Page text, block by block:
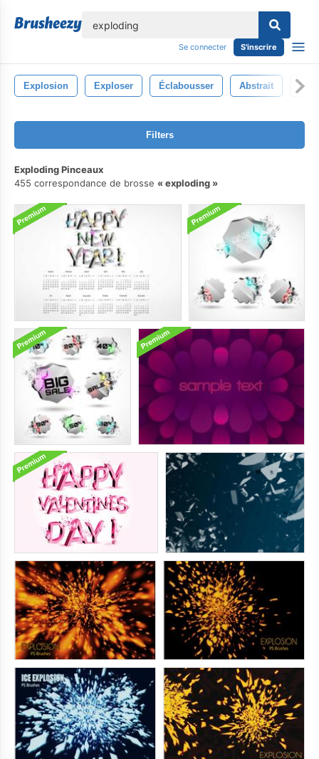
Se connecter S'inscrire
Explosion Exploser Éclabousser Abstrait
Filters
Exploding Pinceaux
455 correspondance de brosse
exploding